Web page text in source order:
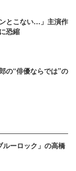
とこない…」主演作
恐縮
の“俳優ならでは”の
ーロック」の高橋